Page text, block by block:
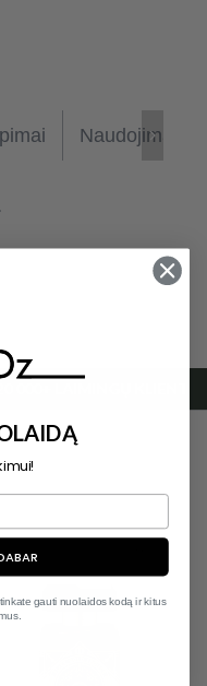
Naudojimas
gauti nuolaidos kodą ir kitus